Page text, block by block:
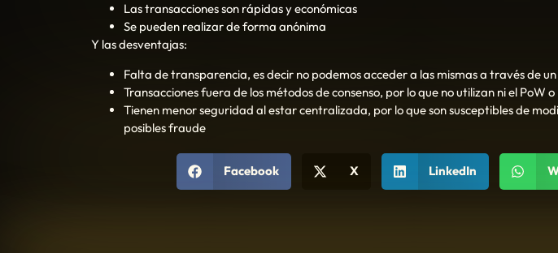
Las transacciones son rápidas y económicas
Se pueden realizar de forma anónima
Y las desventajas:
Falta de transparencia, es decir no podemos acceder a las mismas a través de
Transacciones fuera de los métodos de consenso, por lo que no utilizan ni el PoW o
Tienen menor seguridad al estar centralizada, por lo que son susceptibles de
posibles fraude
Facebook X LinkedIn